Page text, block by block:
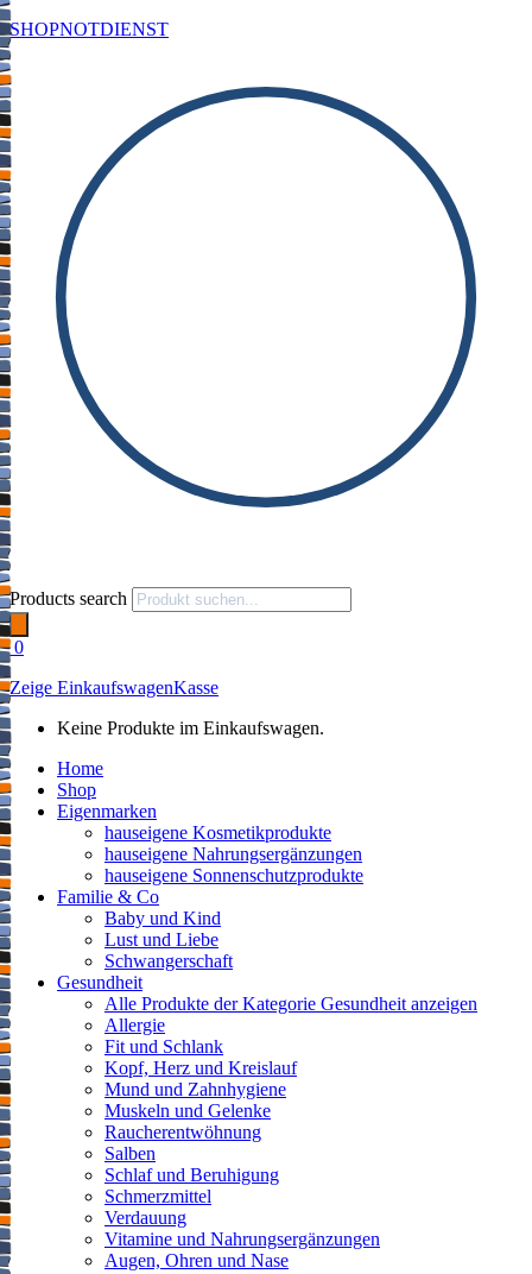
SHOPNOTDIENST
Products search
0
Zeige EinkaufswagenKasse
Keine Produkte im Einkaufswagen.
Home
Shop
Eigenmarken
hauseigene Kosmetikprodukte
hauseigene Nahrungsergänzungen
hauseigene Sonnenschutzprodukte
Familie & Co
Baby und Kind
Lust und Liebe
Schwangerschaft
Gesundheit
Alle Produkte der Kategorie Gesundheit anzeigen
Allergie
Fit und Schlank
Kopf, Herz und Kreislauf
Mund und Zahnhygiene
Muskeln und Gelenke
Raucherentwöhnung
Salben
Schlaf und Beruhigung
Schmerzmittel
Verdauung
Vitamine und Nahrungsergänzungen
Augen, Ohren und Nase